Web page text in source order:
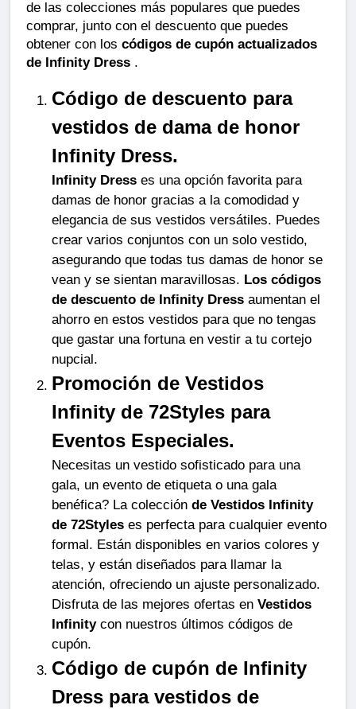
de las colecciones más populares que puedes
comprar, junto con el descuento que puedes
obtener con los códigos de cupón actualizados
de Infinity Dress .
Código de descuento para
vestidos de dama de honor
Infinity Dress.
Infinity Dress es una opción favorita para
damas de honor gracias a la comodidad y
elegancia de sus vestidos versátiles. Puedes
crear varios conjuntos con un solo vestido,
asegurando que todas tus damas de honor se
vean y se sientan maravillosas. Los códigos
de descuento de Infinity Dress aumentan el
ahorro en estos vestidos para que no tengas
que gastar una fortuna en vestir a tu cortejo
nupcial.
Promoción de Vestidos
Infinity de 72Styles para
Eventos Especiales.
Necesitas un vestido sofisticado para una
gala, un evento de etiqueta o una gala
benéfica? La colección de Vestidos Infinity
de 72Styles es perfecta para cualquier evento
formal. Están disponibles en varios colores y
telas, y están diseñados para llamar la
atención, ofreciendo un ajuste personalizado.
Disfruta de las mejores ofertas en Vestidos
Infinity con nuestros últimos códigos de
cupón.
Código de cupón de Infinity
Dress para vestidos de